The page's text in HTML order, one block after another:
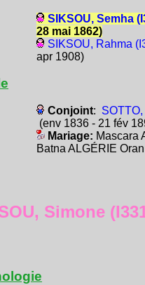
SIKSOU, Semha
28 mai 1862)
SIKSOU, Rahma
apr 1908)
Conjoint:
(env 1836 - 21 fév
Mariage: Mascara
Batna ALGÉRIE Oran
Simone